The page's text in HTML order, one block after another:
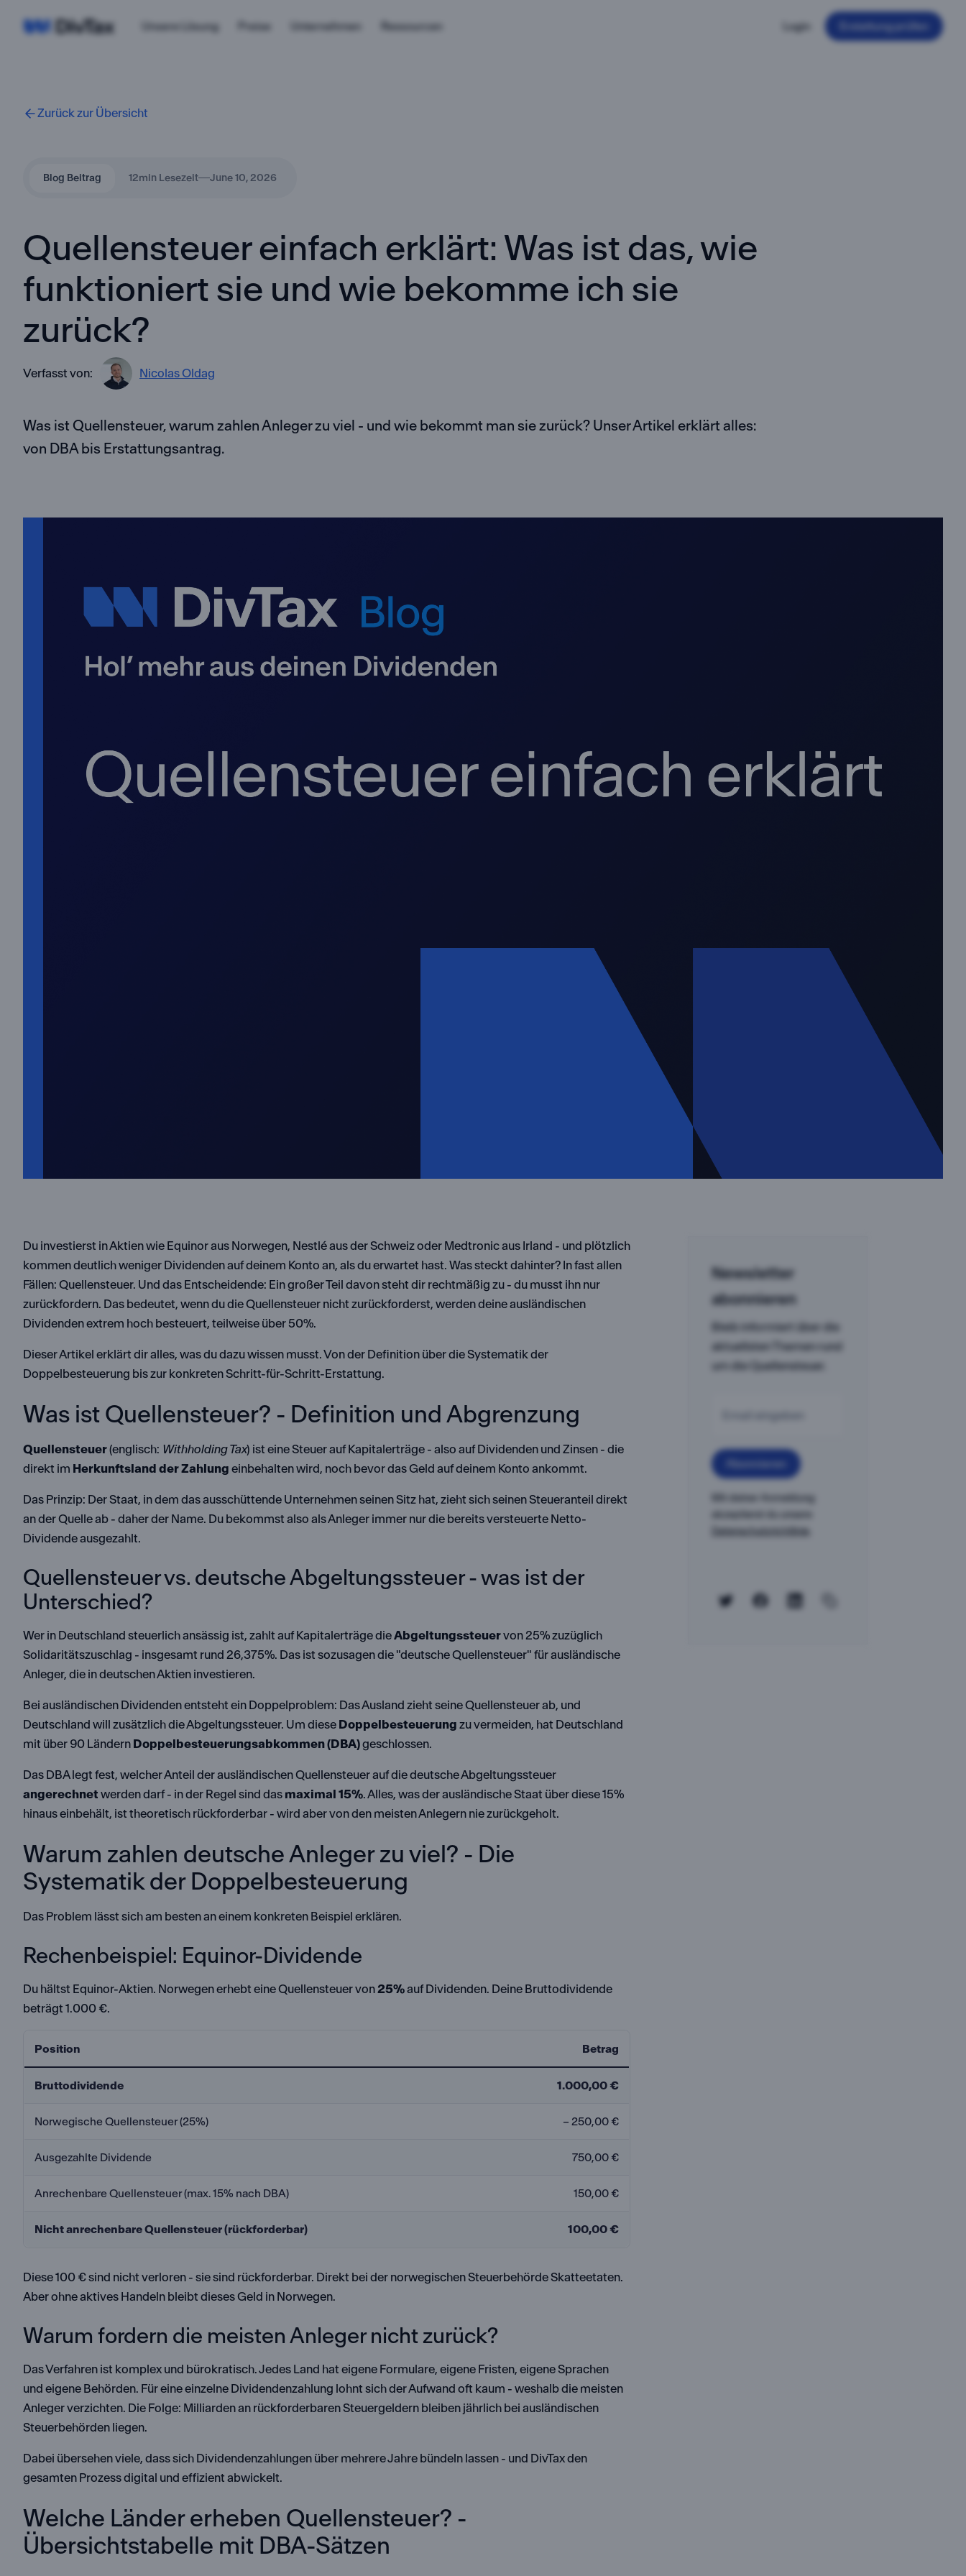
Unsere Lösung Preise Unternehmen Ressourcen Login Erstattung prüfen
Zurück zur Übersicht
Blog Beitrag 12min Lesezeit June 10, 2026
Quellensteuer einfach erklärt: Was ist das, wie
funktioniert sie und wie bekomme ich sie
zurück?
Verfasst von: Nicolas Oldag
Was ist Quellensteuer, warum zahlen Anleger zu viel - und wie bekommt man sie zurück? Unser Artikel erklärt alles:
von DBA bis Erstattungsantrag.
Du investierst in Aktien wie Equinor aus Norwegen, Nestlé aus der Schweiz oder Medtronic aus Irland - und plötzlich
kommen deutlich weniger Dividenden auf deinem Konto an, als du erwartet hast. Was steckt dahinter? In fast allen
Fällen: Quellensteuer. Und das Entscheidende: Ein großer Teil davon steht dir rechtmäßig zu - du musst ihn nur
zurückfordern. Das bedeutet, wenn du die Quellensteuer nicht zurückforderst, werden deine ausländischen
Dividenden extrem hoch besteuert, teilweise über 50%.
Dieser Artikel erklärt dir alles, was du dazu wissen musst. Von der Definition über die Systematik der
Doppelbesteuerung bis zur konkreten Schritt-für-Schritt-Erstattung.
Was ist Quellensteuer? - Definition und Abgrenzung
Quellensteuer(englisch: Withholding Tax) ist eine Steuer auf Kapitalerträge - also auf Dividenden und Zinsen - die
direkt im Herkunftsland der Zahlung einbehalten wird, noch bevor das Geld auf deinem Konto ankommt.
Das Prinzip: Der Staat, in dem das ausschüttende Unternehmen seinen Sitz hat, zieht sich seinen Steueranteil direkt
an der Quelle ab - daher der Name. Du bekommst also als Anleger immer nur die bereits versteuerte Netto-
Dividende ausgezahlt.
Quellensteuer vs. deutsche Abgeltungssteuer - was ist der
Unterschied?
Wer in Deutschland steuerlich ansässig ist, zahlt auf Kapitalerträge dieAbgeltungssteuervon 25% zuzüglich
Solidaritätszuschlag - insgesamt rund 26,375%. Das ist sozusagen die "deutsche Quellensteuer" für ausländische
Anleger, die in deutschen Aktien investieren.
Bei ausländischen Dividenden entsteht ein Doppelproblem: Das Ausland zieht seine Quellensteuer ab, und
Deutschland will zusätzlich die Abgeltungssteuer. Um diese Doppelbesteuerung zu vermeiden, hat Deutschland
mit über 90 Ländern Doppelbesteuerungsabkommen (DBA)geschlossen.
Das DBA legt fest, welcher Anteil der ausländischen Quellensteuer auf die deutsche Abgeltungssteuer
angerechnet werden darf - in der Regel sind das maximal 15%. Alles, was der ausländische Staat über diese 15%
hinaus einbehält, ist theoretisch rückforderbar - wird aber von den meisten Anlegern nie zurückgeholt.
Warum zahlen deutsche Anleger zu viel? - Die
Systematik der Doppelbesteuerung
Das Problem lässt sich am besten an einem konkreten Beispiel erklären.
Rechenbeispiel: Equinor-Dividende
Du hältst Equinor-Aktien. Norwegen erhebt eine Quellensteuer von25%auf Dividenden. Deine Bruttodividende
beträgt 1.000 €.
Position Betrag
Bruttodividende 1.000,00 €
Norwegische Quellensteuer (25%) – 250,00 €
Ausgezahlte Dividende 750,00 €
Anrechenbare Quellensteuer (max. 15% nach DBA) 150,00 €
Nicht anrechenbare Quellensteuer (rückforderbar) 100,00 €
Diese 100 € sind nicht verloren - sie sind rückforderbar. Direkt bei der norwegischen Steuerbehörde Skatteetaten.
Aber ohne aktives Handeln bleibt dieses Geld in Norwegen.
Warum fordern die meisten Anleger nicht zurück?
Das Verfahren ist komplex und bürokratisch. Jedes Land hat eigene Formulare, eigene Fristen, eigene Sprachen
und eigene Behörden. Für eine einzelne Dividendenzahlung lohnt sich der Aufwand oft kaum - weshalb die meisten
Anleger verzichten. Die Folge: Milliarden an rückforderbaren Steuergeldern bleiben jährlich bei ausländischen
Steuerbehörden liegen.
Dabei übersehen viele, dass sich Dividendenzahlungen über mehrere Jahre bündeln lassen - und DivTax den
gesamten Prozess digital und effizient abwickelt.
Welche Länder erheben Quellensteuer? -
Übersichtstabelle mit DBA-Sätzen
Newsletter
abonnieren
Bleib informiert über die
aktuellsten Themen rund
um die Quellensteuer.
Datenschutzrichtlinie